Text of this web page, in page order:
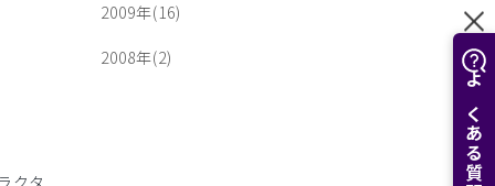
クタ
2009年(16)
2008年(2)